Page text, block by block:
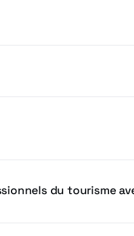
du tourisme